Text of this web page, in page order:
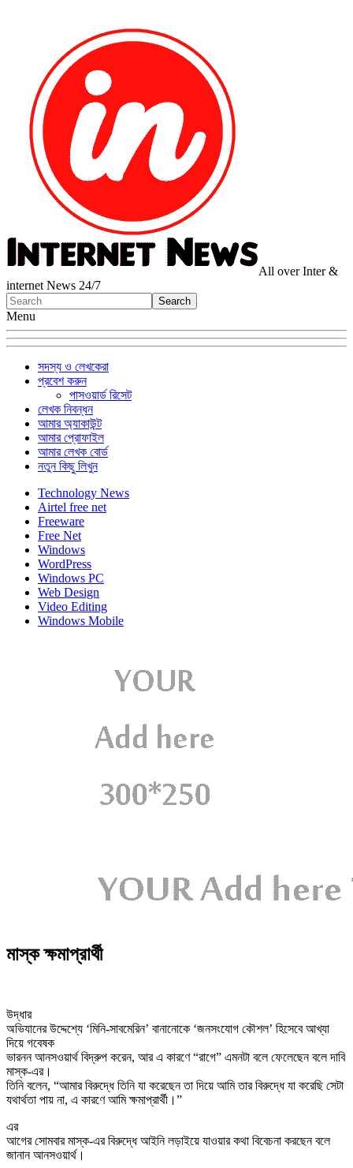
All over Inter &
internet News 24/7
Menu
সদস্য ও লেখকেরা
প্রবেশ করুন
পাসওয়ার্ড রিসেট
লেখক নিবন্ধন
আমার অ্যাকাউন্ট
আমার প্রোফাইল
আমার লেখক বোর্ড
নতুন কিছু লিখুন
Technology News
Airtel free net
Freeware
Free Net
Windows
WordPress
Windows PC
Web Design
Video Editing
Windows Mobile
মাস্ক ক্ষমাপ্রার্থী
উদ্ধার
অভিযানের উদ্দেশ্যে ‘মিনি-সাবমেরিন’ বানানোকে ‘জনসংযোগ কৌশল’ হিসেবে আখ্যা
দিয়ে গবেষক
ভারনন আনসওয়ার্থ বিদ্রুপ করেন, আর এ কারণে “রাগে” এমনটা বলে ফেলেছেন বলে দাবি
মাস্ক-এর।
তিনি বলেন, “আমার বিরুদ্ধে তিনি যা করেছেন তা দিয়ে আমি তার বিরুদ্ধে যা করেছি সেটা
যথার্থতা পায় না, এ কারণে আমি ক্ষমাপ্রার্থী।”
এর
আগের সোমবার মাস্ক-এর বিরুদ্ধে আইনি লড়াইয়ে যাওয়ার কথা বিবেচনা করছেন বলে
জানান আনসওয়ার্থ।